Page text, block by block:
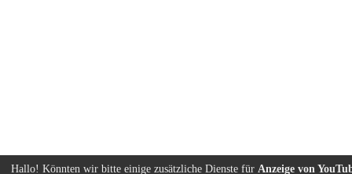
Hallo! Könnten wir bitte einige zusätzliche Dienste für Anzeige von